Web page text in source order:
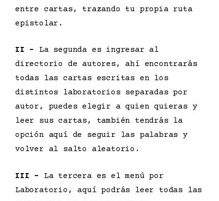
entre cartas, trazando tu propia ruta
epistolar.
II –
La segunda es ingresar al
directorio de autores, ahí encontrarás
todas las cartas escritas en los
distintos laboratorios separadas por
autor, puedes elegir a quien quieras y
leer sus cartas, también tendrás la
opción aquí de seguir las palabras y
volver al salto aleatorio.
III –
La tercera es el menú por
Laboratorio, aquí podrás leer todas las